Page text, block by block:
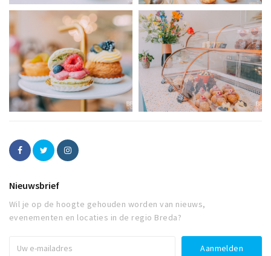
Nieuwsbrief
Wil je op de hoogte gehouden worden van nieuws,
evenementen en locaties in de regio Breda?